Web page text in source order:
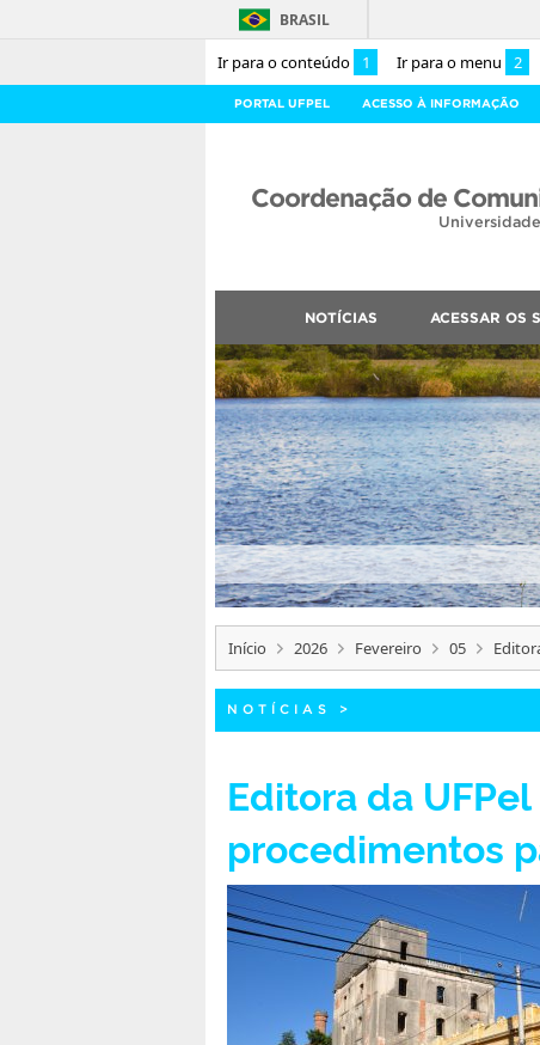
Ir para o conteúdo 1 Ir para o menu 2
BRASIL
PORTAL UFPEL ACESSO À INFORMAÇÃO
Coordenação de
NOTÍCIAS ACESSAR OS
Início 2026 Fevereiro 05
NOTÍCIAS >
Editora da
procedimentos